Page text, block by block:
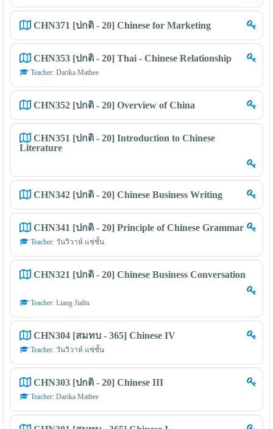
CHN371 [ปกติ - 20] Chinese for Marketing
CHN353 [ปกติ - 20] Thai - Chinese Relationship
Teacher: Darika Mathee
CHN352 [ปกติ - 20] Overview of China
CHN351 [ปกติ - 20] Introduction to Chinese
Literature
CHN342 [ปกติ - 20] Chinese Business Writing
CHN341 [ปกติ - 20] Principle of Chinese Grammar
Teacher: วันวิวาห์ แซ่ชั้น
CHN321 [ปกติ - 20] Chinese Business Conversation
Teacher: Liang Jialin
CHN304 [สมทบ - 365] Chinese IV
Teacher: วันวิวาห์ แซ่ชั้น
CHN303 [ปกติ - 20] Chinese III
Teacher: Darika Mathee